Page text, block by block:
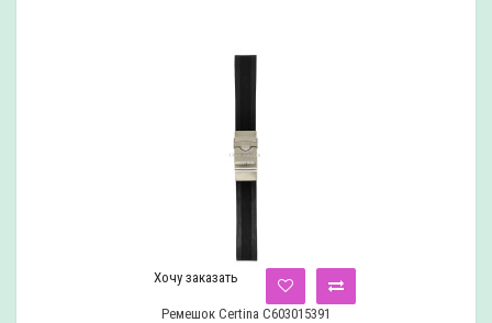
Хочу заказать
Ремешок Certina C603015391